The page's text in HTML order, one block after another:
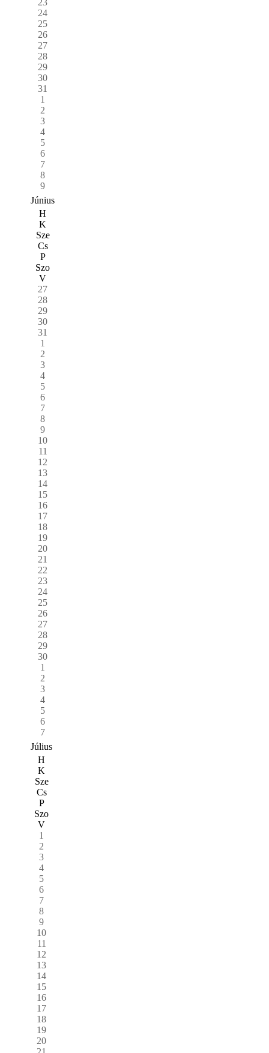
24
25
26
27
28
29
30
31
1
2
3
4
5
6
7
8
9
Június
H
K
Sze
Cs
P
Szo
V
27
28
29
30
31
1
2
3
4
5
6
7
8
9
10
11
12
13
14
15
16
17
18
19
20
21
22
23
24
25
26
27
28
29
30
1
2
3
4
5
6
7
Július
H
K
Sze
Cs
P
Szo
V
1
2
3
4
5
6
7
8
9
10
11
12
13
14
15
16
17
18
19
20